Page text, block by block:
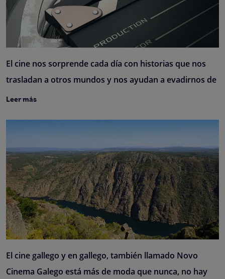
El cine nos sorprende cada día con historias que nos
trasladan a otros mundos y nos ayudan a evadirnos de
Leer más
El cine gallego y en gallego, también llamado Novo
Cinema Galego está más de moda que nunca, no hay